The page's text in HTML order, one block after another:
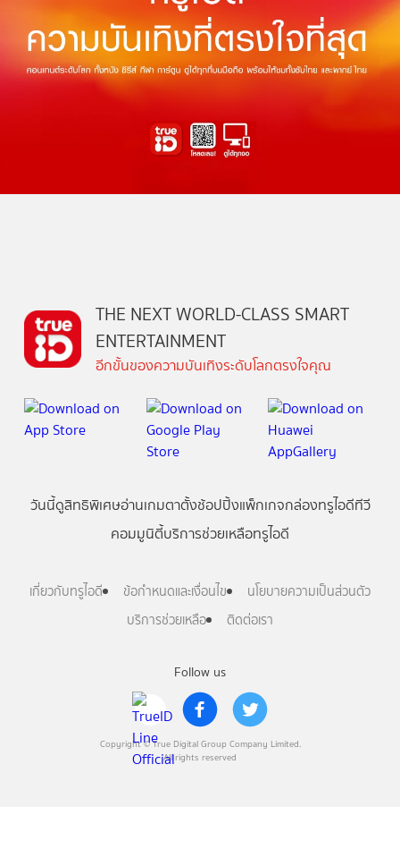
Follow us
Copyright © True Digital Group Company Limited.
All rights reserved
THE NEXT WORLD-CLASS SMART
ENTERTAINMENT
อีกขั้นของความบันเทิงระดับโลกตรงใจคุณ
วันนี้ดูสิทธิพิเศษอ่านเกมตาตั้งช้อปปิ้งแพ็กเกจกล่องทรูไอดีทีวี
คอมมูนิตี้บริการช่วยเหลือทรูไอดี
เกี่ยวกับทรูไอดี ข้อกำหนดและเงื่อนไข
นโยบายความเป็นส่วนตัว
บริการช่วยเหลือ
ติดต่อเรา